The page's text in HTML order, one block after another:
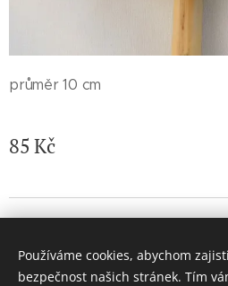
průměr 10 cm
85 Kč
Vytvořeno službou
Používáme cookies, abychom
bezpečnost našich stránek. Tím